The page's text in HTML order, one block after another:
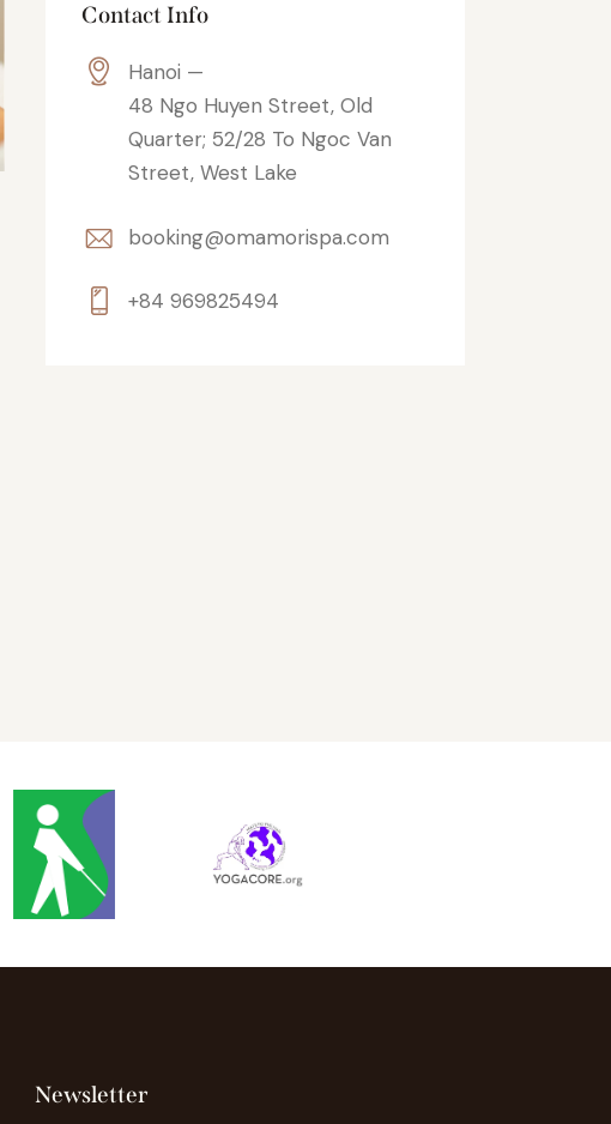
Contact Info
Hanoi —
48 Ngo Huyen Street, Old
Quarter; 52/28 To Ngoc Van
Street, West Lake
booking@omamorispa.com
+84 969825494
Newsletter